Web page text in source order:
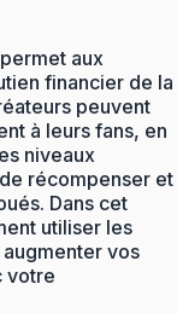
aux
financier de la
peuvent
à leurs fans, en
niveaux
récompenser et
Dans cet
utiliser les
augmenter vos
votre